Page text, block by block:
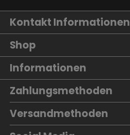
Kontakt Informationen
Shop
Informationen
Zahlungsmethoden
Versandmethoden